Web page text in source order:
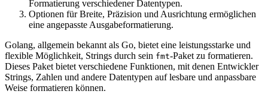
Formatierung verschiedener Datentypen.
Optionen für Breite, Präzision und Ausrichtung ermöglichen
eine angepasste Ausgabeformatierung.
Golang, allgemein bekannt als Go, bietet eine leistungsstarke und
flexible Möglichkeit, Strings durch sein fmt-Paket zu formatieren.
Dieses Paket bietet verschiedene Funktionen, mit denen Entwickler
Strings, Zahlen und andere Datentypen auf lesbare und anpassbare
Weise formatieren können.